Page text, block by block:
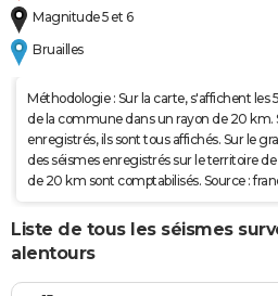
Magnitude 5 et 6
Bruailles
Méthodologie : Sur la carte, s'affichent les
de la commune dans un rayon de 20 km.
enregistrés, ils sont tous affichés. Sur le
des séismes enregistrés sur le territoire
de 20 km sont comptabilisés. Source :
Liste de tous les séismes
alentours